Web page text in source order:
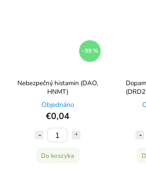
–99 %
Nebezpečný histamin (DAO,
HNMT)
Objednáno
€0,04
Do koszyka